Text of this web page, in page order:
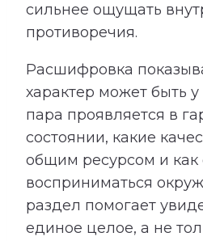
сильнее ощущать
противоречия.
Расшифровка
характер может быть
пара проявляется в
состоянии, какие
общим ресурсом и
восприниматься
раздел помогает
единое целое, а не